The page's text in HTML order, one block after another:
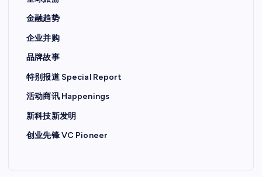
金融趋势
企业并购
品牌故事
特别报道 Special Report
活动商讯 Happenings
新科技新发明
创业先锋 VC Pioneer